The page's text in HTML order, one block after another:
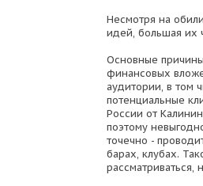
Несмотря на
идей, большая их
Основные
финансовых
аудитории, в том
потенциальные
России от
поэтому
точечно -
барах, клубах.
рассматриваться,